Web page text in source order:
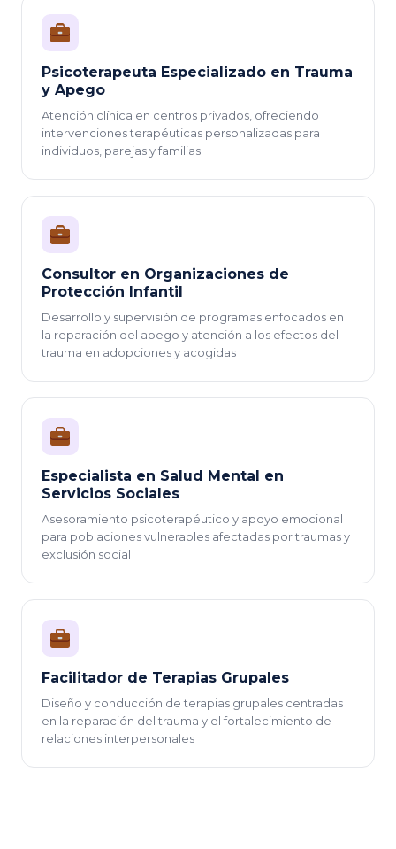
Psicoterapeuta Especializado en Trauma
y Apego
Atención clínica en centros privados, ofreciendo
intervenciones terapéuticas personalizadas para
individuos, parejas y familias
Consultor en Organizaciones de
Protección Infantil
Desarrollo y supervisión de programas enfocados en
la reparación del apego y atención a los efectos del
trauma en adopciones y acogidas
Especialista en Salud Mental en
Servicios Sociales
Asesoramiento psicoterapéutico y apoyo emocional
para poblaciones vulnerables afectadas por traumas y
exclusión social
Facilitador de Terapias Grupales
Diseño y conducción de terapias grupales centradas
en la reparación del trauma y el fortalecimiento de
relaciones interpersonales